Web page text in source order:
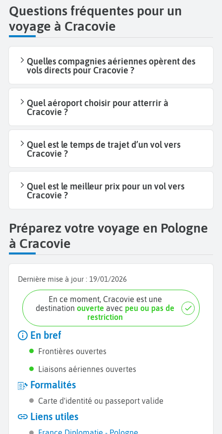
Questions fréquentes pour un
voyage à Cracovie
Quelles compagnies aériennes opèrent des
vols directs pour Cracovie ?
Quel aéroport choisir pour atterrir à
Cracovie ?
Quel est le temps de trajet d’un vol vers
Cracovie ?
Quel est le meilleur prix pour un vol vers
Cracovie ?
Préparez votre voyage en Pologne
à Cracovie
Dernière mise à jour : 19/01/2026
En ce moment, Cracovie est une
destinationouverte avec peu ou pas de
restriction
En bref
Frontières ouvertes
Liaisons aériennes ouvertes
Formalités
Carte d'identité ou passeport valide
Liens utiles